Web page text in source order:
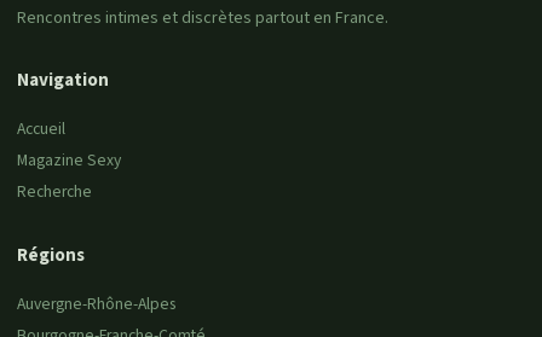
Rencontres intimes et discrètes partout en France.
Navigation
Accueil
Magazine Sexy
Recherche
Régions
Auvergne-Rhône-Alpes